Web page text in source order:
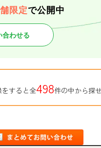
限定で公開中
合わせる
すると全498件の中から探せ